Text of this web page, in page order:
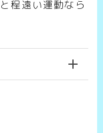
と程遠い運動なら